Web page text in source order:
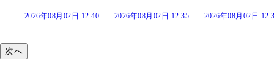
2026年08月02日 12:35 2026年08月02日 12:30 2026年08月02日
次へ